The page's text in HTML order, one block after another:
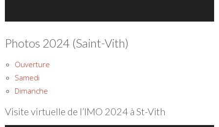
Photos 2024 (Saint-Vith)
Ouverture
Samedi
Dimanche
Visite virtuelle de l’IMO 2024 à St-Vith